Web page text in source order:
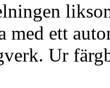
med ett
Ur